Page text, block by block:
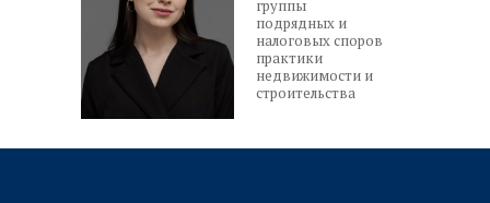
группы
подрядных и
налоговых споров
практики
недвижимости и
строительства